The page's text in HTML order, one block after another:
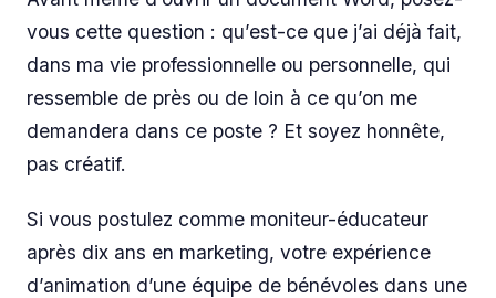
vous cette question : qu’est-ce que j’ai déjà fait,
dans ma vie professionnelle ou personnelle, qui
ressemble de près ou de loin à ce qu’on me
demandera dans ce poste ? Et soyez honnête,
pas créatif.
Si vous postulez comme moniteur-éducateur
après dix ans en marketing, votre expérience
d’animation d’une équipe de bénévoles dans une